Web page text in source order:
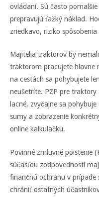
ovládaní. Sú často
prepravujú ťažký náklad.
zriedkavo, riziko
Majitelia traktorov by
traktorom pracujete hlavne
na cestách sa pohybujete
neušetríte. PZP pre
lacné, zvyčajne sa
sumy a zobrazenie
online kalkulačku.
Povinné zmluvné poistenie
súčasťou zodpovednosti
finančnú ochranu v prípade
chrániť ostatných